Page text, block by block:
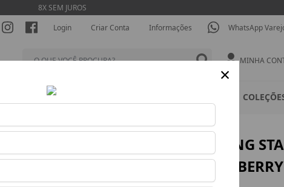
8X SEM JUROS
WhatsApp
Informações
Criar Conta
Login
MINHA
BLUSAS
LEGGING
BLACKBERRY
Ref: CIG885
×